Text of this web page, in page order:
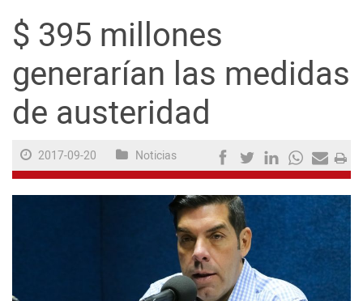
Sociedad
Ciencia y Tecnología
Firmas
$ 395 millones
generarían las medidas
de austeridad
2017-09-20 Noticias